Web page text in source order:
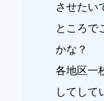
させたい
ところで
かな？
各地区一
してして